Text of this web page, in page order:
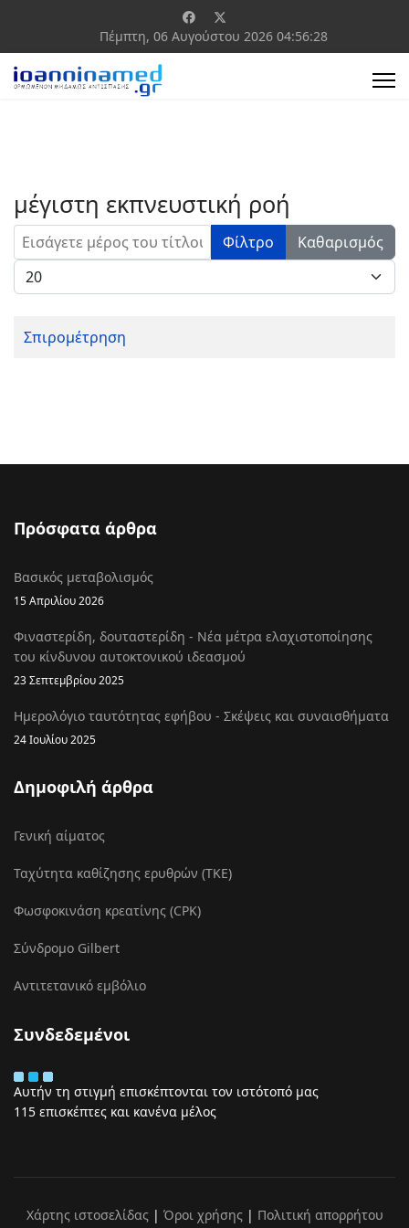
Πέμπτη, 06 Αυγούστου 2026 04:56:28
μέγιστη εκπνευστική ροή
Εισάγετε μέρος του τίτλου. Φίλτρο
Καθαρισμός
Εμφάνιση #
Σπιρομέτρηση
Πρόσφατα άρθρα
Βασικός μεταβολισμός
15 Απριλίου 2026
Φιναστερίδη, δουταστερίδη - Νέα μέτρα ελαχιστοποίησης
του κίνδυνου αυτοκτονικού ιδεασμού
23 Σεπτεμβρίου 2025
Ημερολόγιο ταυτότητας εφήβου - Σκέψεις και συναισθήματα
24 Ιουλίου 2025
Δημοφιλή άρθρα
Γενική αίματος
Ταχύτητα καθίζησης ερυθρών (ΤΚΕ)
Φωσφοκινάση κρεατίνης (CPK)
Σύνδρομο Gilbert
Αντιτετανικό εμβόλιο
Συνδεδεμένοι
Αυτήν τη στιγμή επισκέπτονται τον ιστότοπό μας
115 επισκέπτες και κανένα μέλος
Χάρτης ιστοσελίδας| Όροι χρήσης| Πολιτική απορρήτου